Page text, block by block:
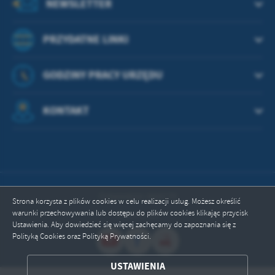
Strona korzysta z plików cookies w celu realizacji usług. Możesz określić
warunki przechowywania lub dostępu do plików cookies klikając przycisk
Ustawienia. Aby dowiedzieć się więcej zachęcamy do zapoznania się z
Polityką Cookies oraz Polityką Prywatności.
USTAWIENIA
ZAPISZ WYBRANE
PRZYDATNE LINKI
NEWSLETTER
GODZINY PRACY URZĘDU
KONTAKT
Odwiedzin: 664170
Online: 10